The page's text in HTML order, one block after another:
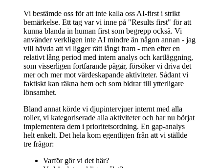
Vi bestämde oss för att inte kalla oss AI-first i strikt
bemärkelse. Ett tag var vi inne på "Results first" för att
kunna blanda in human first som begrepp också. Vi
använder verkligen inte AI mindre än någon annan - jag
vill hävda att vi ligger rätt långt fram - men efter en
relativt lång period med intern analys och kartläggning,
som visserligen fortfarande pågår, försöker vi driva det
mer och mer mot värdeskapande aktiviteter. Sådant vi
faktiskt kan räkna hem och som bidrar till ytterligare
lönsamhet.
Bland annat körde vi djupintervjuer internt med alla
roller, vi kategoriserade alla aktiviteter och har nu börjat
implementera dem i prioritetsordning. En gap-analys
helt enkelt. Det hela kom egentligen från att vi ställde
tre frågor:
Varför gör vi det här?